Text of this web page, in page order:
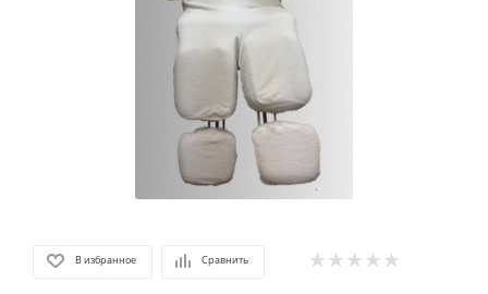
В избранное Сравнить